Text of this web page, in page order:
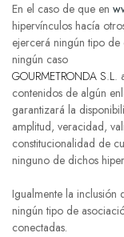
En el caso de que en
hipervínculos hacía
ejercerá ningún tipo de
ningún caso
GOURMETRONDA S.L.
contenidos de algún
garantizará la
amplitud, veracidad,
constitucionalidad de
ninguno de dichos
Igualmente la inclusión
ningún tipo de
conectadas.